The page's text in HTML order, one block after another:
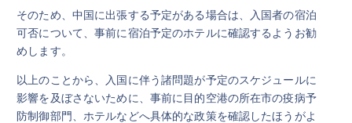
そのため、中国に出張する予定がある場合は、入国者の宿泊
可否について、事前に宿泊予定のホテルに確認するようお勧
めします。
以上のことから、入国に伴う諸問題が予定のスケジュールに
影響を及ぼさないために、事前に目的空港の所在市の疫病予
防制御部門、ホテルなどへ具体的な政策を確認したほうがよ